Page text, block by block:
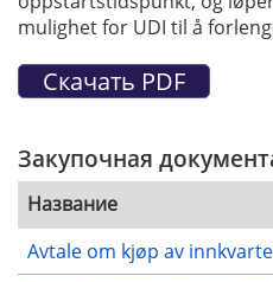
mulighet for UDI til å
Закупочная
Название
Avtale om kjøp av